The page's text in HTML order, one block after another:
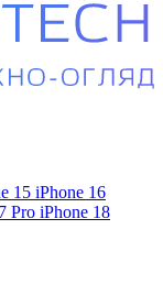
15 iPhone 16
Pro iPhone 18